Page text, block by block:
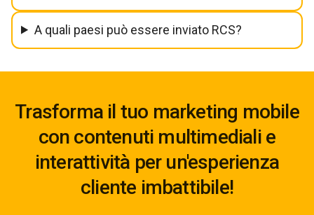
A quali paesi può essere inviato RCS?
Trasforma il tuo marketing mobile
con contenuti multimediali e
interattività per un'esperienza
cliente imbattibile!